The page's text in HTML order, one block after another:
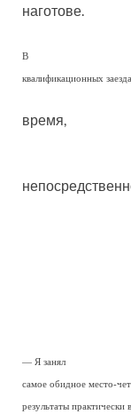
наготове.
В
квалификационных
время,
— Я занял
самое обидное место-
результаты практически